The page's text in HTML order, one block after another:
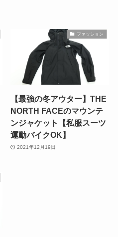
ファッション
【最強の冬アウター】THE
NORTH FACEのマウンテ
ンジャケット【私服スーツ
運動バイクOK】
2021年12月19日